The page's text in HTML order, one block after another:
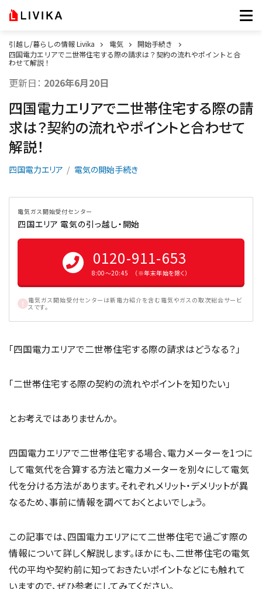
引越し/暮らしの情報 Livika 電気
開始手続き
四国電力エリアで二世帯住宅する際の請求は？契約の流れやポイントと合
わせて解説！
更新日： 2026年6月20日
四国電力エリアで二世帯住宅する際の請
求は？契約の流れやポイントと合わせて
解説！
四国電力エリア 電気の開始手続き
電気ガス開始受付センター
四国エリア 電気の引っ越し・開始
0120-911-653
8:00〜20:45 （※年末年始を除く）
電気ガス開始受付センターは新電力紹介を含む電気やガスの取次総合サービ
スです。
「四国電力エリアで二世帯住宅する際の請求はどうなる？」
「二世帯住宅する際の契約の流れやポイントを知りたい」
とお考えではありませんか。
四国電力エリアで二世帯住宅する場合、電力メーターを1つに
して電気代を合算する方法と電力メーターを別々にして電気
代を分ける方法があります。それぞれメリット・デメリットが異
なるため、事前に情報を調べておくとよいでしょう。
この記事では、四国電力エリアにて二世帯住宅で過ごす際の
情報について詳しく解説します。ほかにも、二世帯住宅の電気
代の平均や契約前に知っておきたいポイントなどにも触れて
いますので、ぜひ参考にしてみてください。